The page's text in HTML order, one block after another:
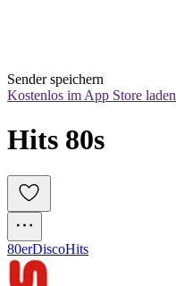
Sender speichern
Kostenlos im App Store laden
Hits 80s
80erDiscoHits